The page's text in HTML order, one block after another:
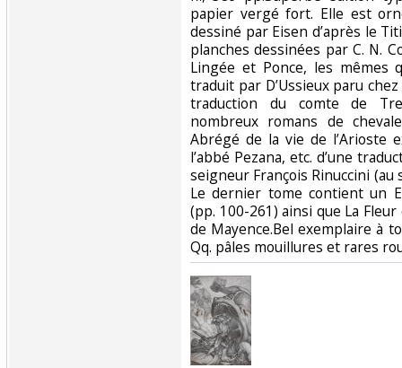
papier vergé fort. Elle est
dessiné par Eisen d’après le
planches dessinées par C. N.
Lingée et Ponce, les mêmes
traduit par D’Ussieux paru
traduction du comte de
nombreux romans de
Abrégé de la vie de l’Arioste
l’abbé Pezana, etc. d’une
seigneur François Rinuccini (au
Le dernier tome contient un
(pp. 100-261) ainsi que La
de Mayence.Bel exemplaire à
Qq. pâles mouillures et rares